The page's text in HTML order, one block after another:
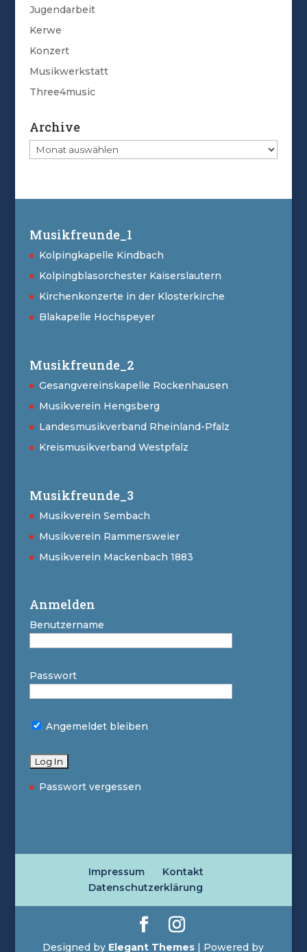
Jugendarbeit
Kerwe
Konzert
Musikwerkstatt
Three4music
Archive
Archive
Musikfreunde_1
Kolpingkapelle Kindbach
Kolpingblasorchester Kaiserslautern
Kirchenkonzerte in der Klosterkirche
Blakapelle Hochspeyer
Musikfreunde_2
Gesangvereinskapelle Rockenhausen
Musikverein Hengsberg
Landesmusikverband Rheinland-Pfalz
Kreismusikverband Westpfalz
Musikfreunde_3
Musikverein Sembach
Musikverein Rammersweier
Musikverein Mackenbach 1883
Anmelden
Benutzername
Passwort
Angemeldet bleiben
Passwort vergessen
Impressum
Kontakt
Datenschutzerklärung
Designed by Elegant Themes | Powered by